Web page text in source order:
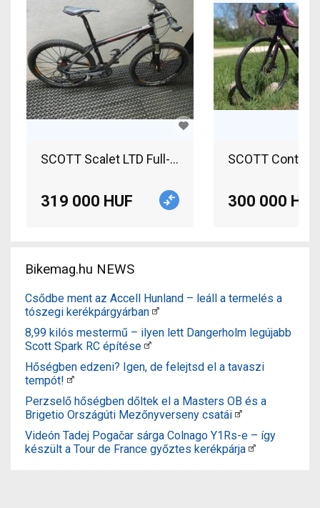
SCOTT Scalet LTD Full-
319 000 HUF 300 000 HUF
Bikemag.hu NEWS
Csődbe ment az Accell Hunland – leáll a termelés a
tószegi kerékpárgyárban
8,99 kilós mestermű – ilyen lett Dangerholm legújabb
Scott Spark RC építése
Hőségben edzeni? Igen, de felejtsd el a tavaszi
tempót!
Perzselő hőségben dőltek el a Masters OB és a
Brigetio Országúti Mezőnyverseny csatái
Videón Tadej Pogačar sárga Colnago Y1Rs-e – így
készült a Tour de France győztes kerékpárja